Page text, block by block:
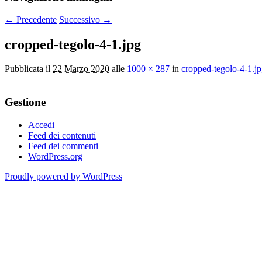
← Precedente Successivo →
cropped-tegolo-4-1.jpg
Pubblicata il 22 Marzo 2020 alle 1000 × 287 in cropped-tegolo-4-
Gestione
Accedi
Feed dei contenuti
Feed dei commenti
WordPress.org
Proudly powered by WordPress